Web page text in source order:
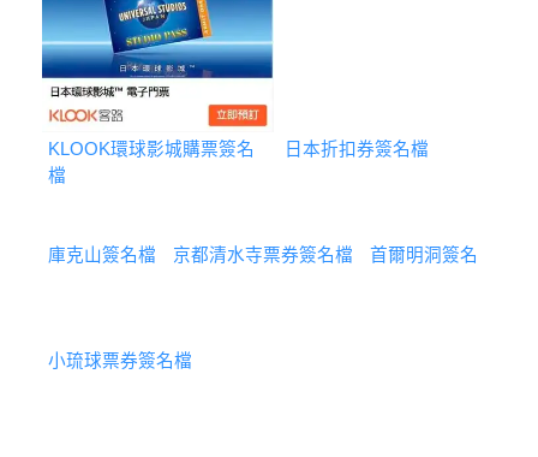
KLOOK環球影城購票簽名
檔
日本折扣券簽名檔
庫克山簽名檔 京都清水寺票券簽名檔 首爾明洞簽名
小琉球票券簽名檔